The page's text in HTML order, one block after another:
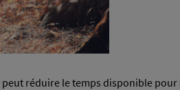
réduire le temps disponible